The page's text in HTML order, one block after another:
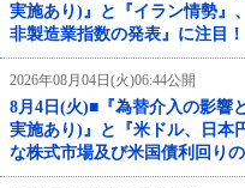
実施あり)』と『イラン情勢』
非製造業指数の発表』に注目！
2026年08月04日(火)06:44公開
8月4日(火)■『為替介入の影響
実施あり)』と『米ドル、日本
な株式市場及び米国債利回り